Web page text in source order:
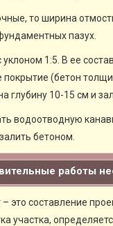
то ширина
пазух.
уклоном 1:5. В ее
(бетон
глубину 10-15 см и
водоотводную
бетоном.
работы
это составление
участка,